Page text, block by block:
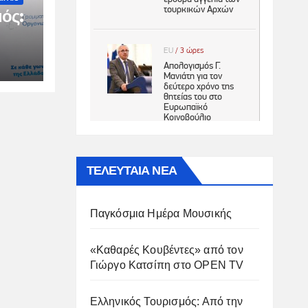
ΤΕΛΕΥΤΑΙΑ ΝΕΑ
Παγκόσμια Ημέρα Μουσικής
«Καθαρές Κουβέντες» από τον
Γιώργο Κατσίπη στο OPEN TV
Ελληνικός Τουρισμός: Από την